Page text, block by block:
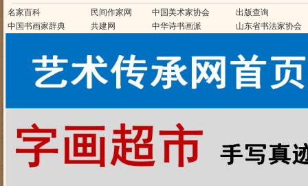
名家百科 民间作家网 中国美术家协会
出版查询
中国书画家辞典
共建网 中华诗书画派 山东省书法家协会